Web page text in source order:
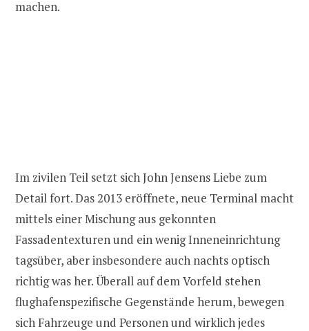
machen.
Im zivilen Teil setzt sich John Jensens Liebe zum
Detail fort. Das 2013 eröffnete, neue Terminal macht
mittels einer Mischung aus gekonnten
Fassadentexturen und ein wenig Inneneinrichtung
tagsüber, aber insbesondere auch nachts optisch
richtig was her. Überall auf dem Vorfeld stehen
flughafenspezifische Gegenstände herum, bewegen
sich Fahrzeuge und Personen und wirklich jedes